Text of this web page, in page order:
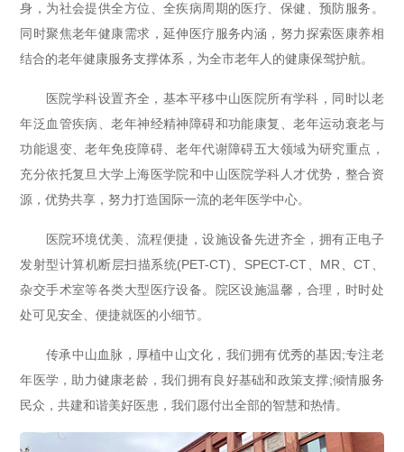
身，为社会提供全方位、全疾病周期的医疗、保健、预防服务。
同时聚焦老年健康需求，延伸医疗服务内涵，努力探索医康养相
结合的老年健康服务支撑体系，为全市老年人的健康保驾护航。
医院学科设置齐全，基本平移中山医院所有学科，同时以老
年泛血管疾病、老年神经精神障碍和功能康复、老年运动衰老与
功能退变、老年免疫障碍、老年代谢障碍五大领域为研究重点，
充分依托复旦大学上海医学院和中山医院学科人才优势，整合资
源，优势共享，努力打造国际一流的老年医学中心。
医院环境优美、流程便捷，设施设备先进齐全，拥有正电子
发射型计算机断层扫描系统(PET-CT)、SPECT-CT、MR、CT、
杂交手术室等各类大型医疗设备。院区设施温馨，合理，时时处
处可见安全、便捷就医的小细节。
传承中山血脉，厚植中山文化，我们拥有优秀的基因;专注老
年医学，助力健康老龄，我们拥有良好基础和政策支撑;倾情服务
民众，共建和谐美好医患，我们愿付出全部的智慧和热情。